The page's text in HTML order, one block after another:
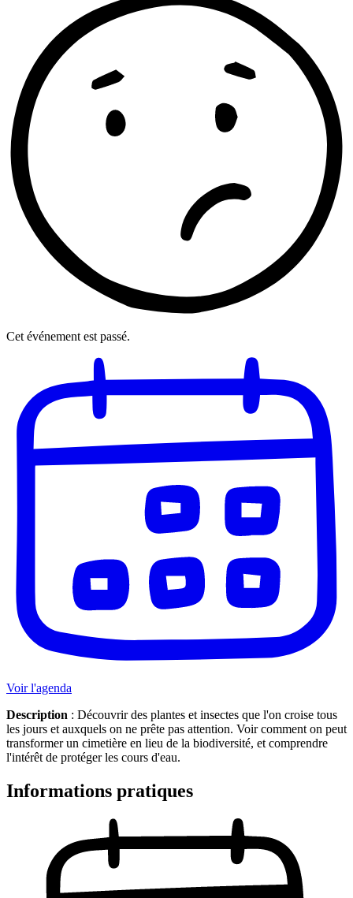
Cet événement est passé.
Voir l'agenda
Description : Découvrir des plantes et insectes que l'on croise tous
les jours et auxquels on ne prête pas attention. Voir comment on peut
transformer un cimetière en lieu de la biodiversité, et comprendre
l'intérêt de protéger les cours d'eau.
Informations pratiques